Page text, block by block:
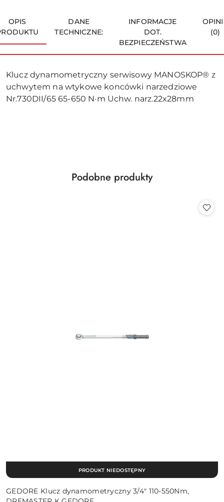
OPIS
DANE
TECHNICZNE:
INFORMACJE
DOT.
BEZPIECZEŃSTWA
(0)
Klucz dynamometryczny serwisowy MANOSKOP® z
uchwytem na wtykowe koncówki narzedziowe
Nr.730DII/65 65-650 N·m Uchw. narz.22x28mm
Pomiń karuzelę produktów
Produkty
Podobne produkty
GEDORE Klucz dynamometryczny 3/4" 110-550Nm,
PRODUKT NIEDOSTĘPNY